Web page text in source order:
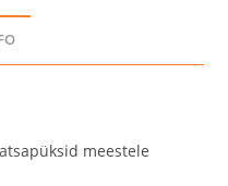
meestele